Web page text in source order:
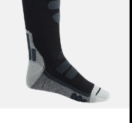
Socken
Herren